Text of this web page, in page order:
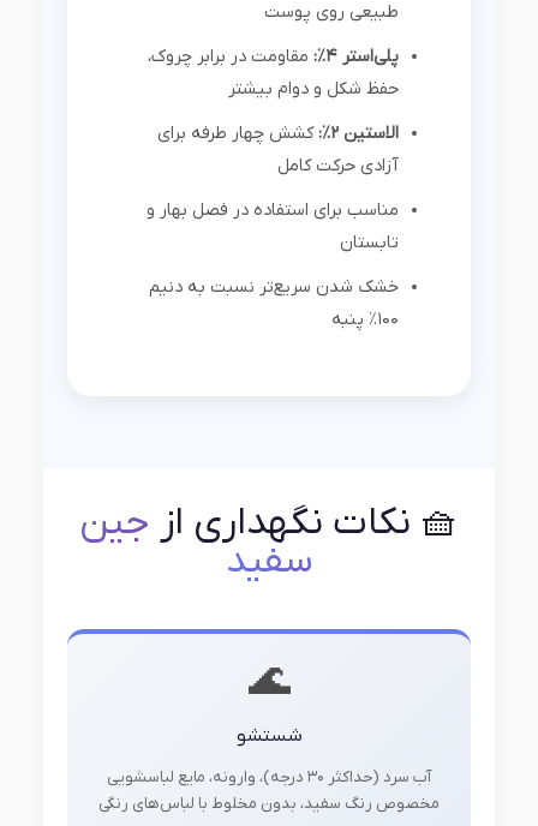
طبیعی روی پوست
پلی‌استر ۴٪:
مقاومت در برابر چروک،
حفظ شکل و دوام بیشتر
الاستین ۲٪:
کشش چهار طرفه برای
آزادی حرکت کامل
مناسب برای استفاده در فصل بهار و
تابستان
خشک شدن سریع‌تر نسبت به دنیم
۱۰۰٪ پنبه
🧺 نکات نگهداری از جین
سفید
🌊
شستشو
آب سرد (حداکثر ۳۰ درجه)، وارونه، مایع لباسشویی
مخصوص رنگ سفید، بدون مخلوط با لباس‌های رنگی